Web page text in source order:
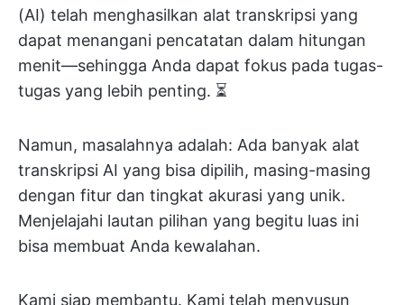
(AI) telah menghasilkan alat transkripsi yang
dapat menangani pencatatan dalam hitungan
menit—sehingga Anda dapat fokus pada tugas-
tugas yang lebih penting. ⏳
Namun, masalahnya adalah: Ada banyak alat
transkripsi AI yang bisa dipilih, masing-masing
dengan fitur dan tingkat akurasi yang unik.
Menjelajahi lautan pilihan yang begitu luas ini
bisa membuat Anda kewalahan.
Kami siap membantu. Kami telah menyusun